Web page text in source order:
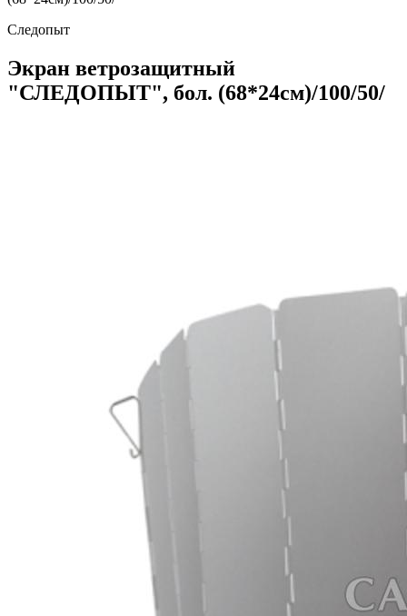
Следопыт
Экран ветрозащитный
"СЛЕДОПЫТ", бол. (68*24см)/100/50/